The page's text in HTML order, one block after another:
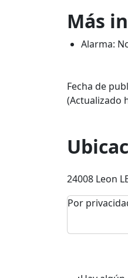
Más
Alarma:
Fecha de
(Actualizado
24008 Leon
Por